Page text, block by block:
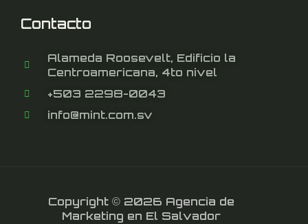
Contacto
Alameda Roosevelt, Edificio la
Centroamericana, 4to nivel
+503 2298-0043
info@mint.com.sv
Copyright © 2026 Agencia de
Marketing en El Salvador